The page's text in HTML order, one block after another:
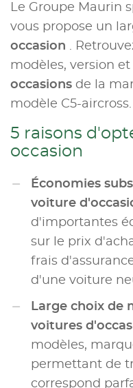
Le Groupe Maurin
vous propose un
occasion .
modèles, version
occasions de la
modèle C5-aircross.
5 raisons
occasion
Économies
voiture
d'importantes
sur le prix
frais
d'une voiture
Large choix de
voitures
modèles,
permettant de
correspond